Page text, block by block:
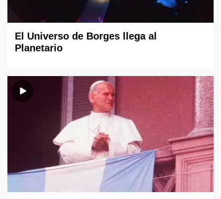
El Universo de Borges llega al
Planetario